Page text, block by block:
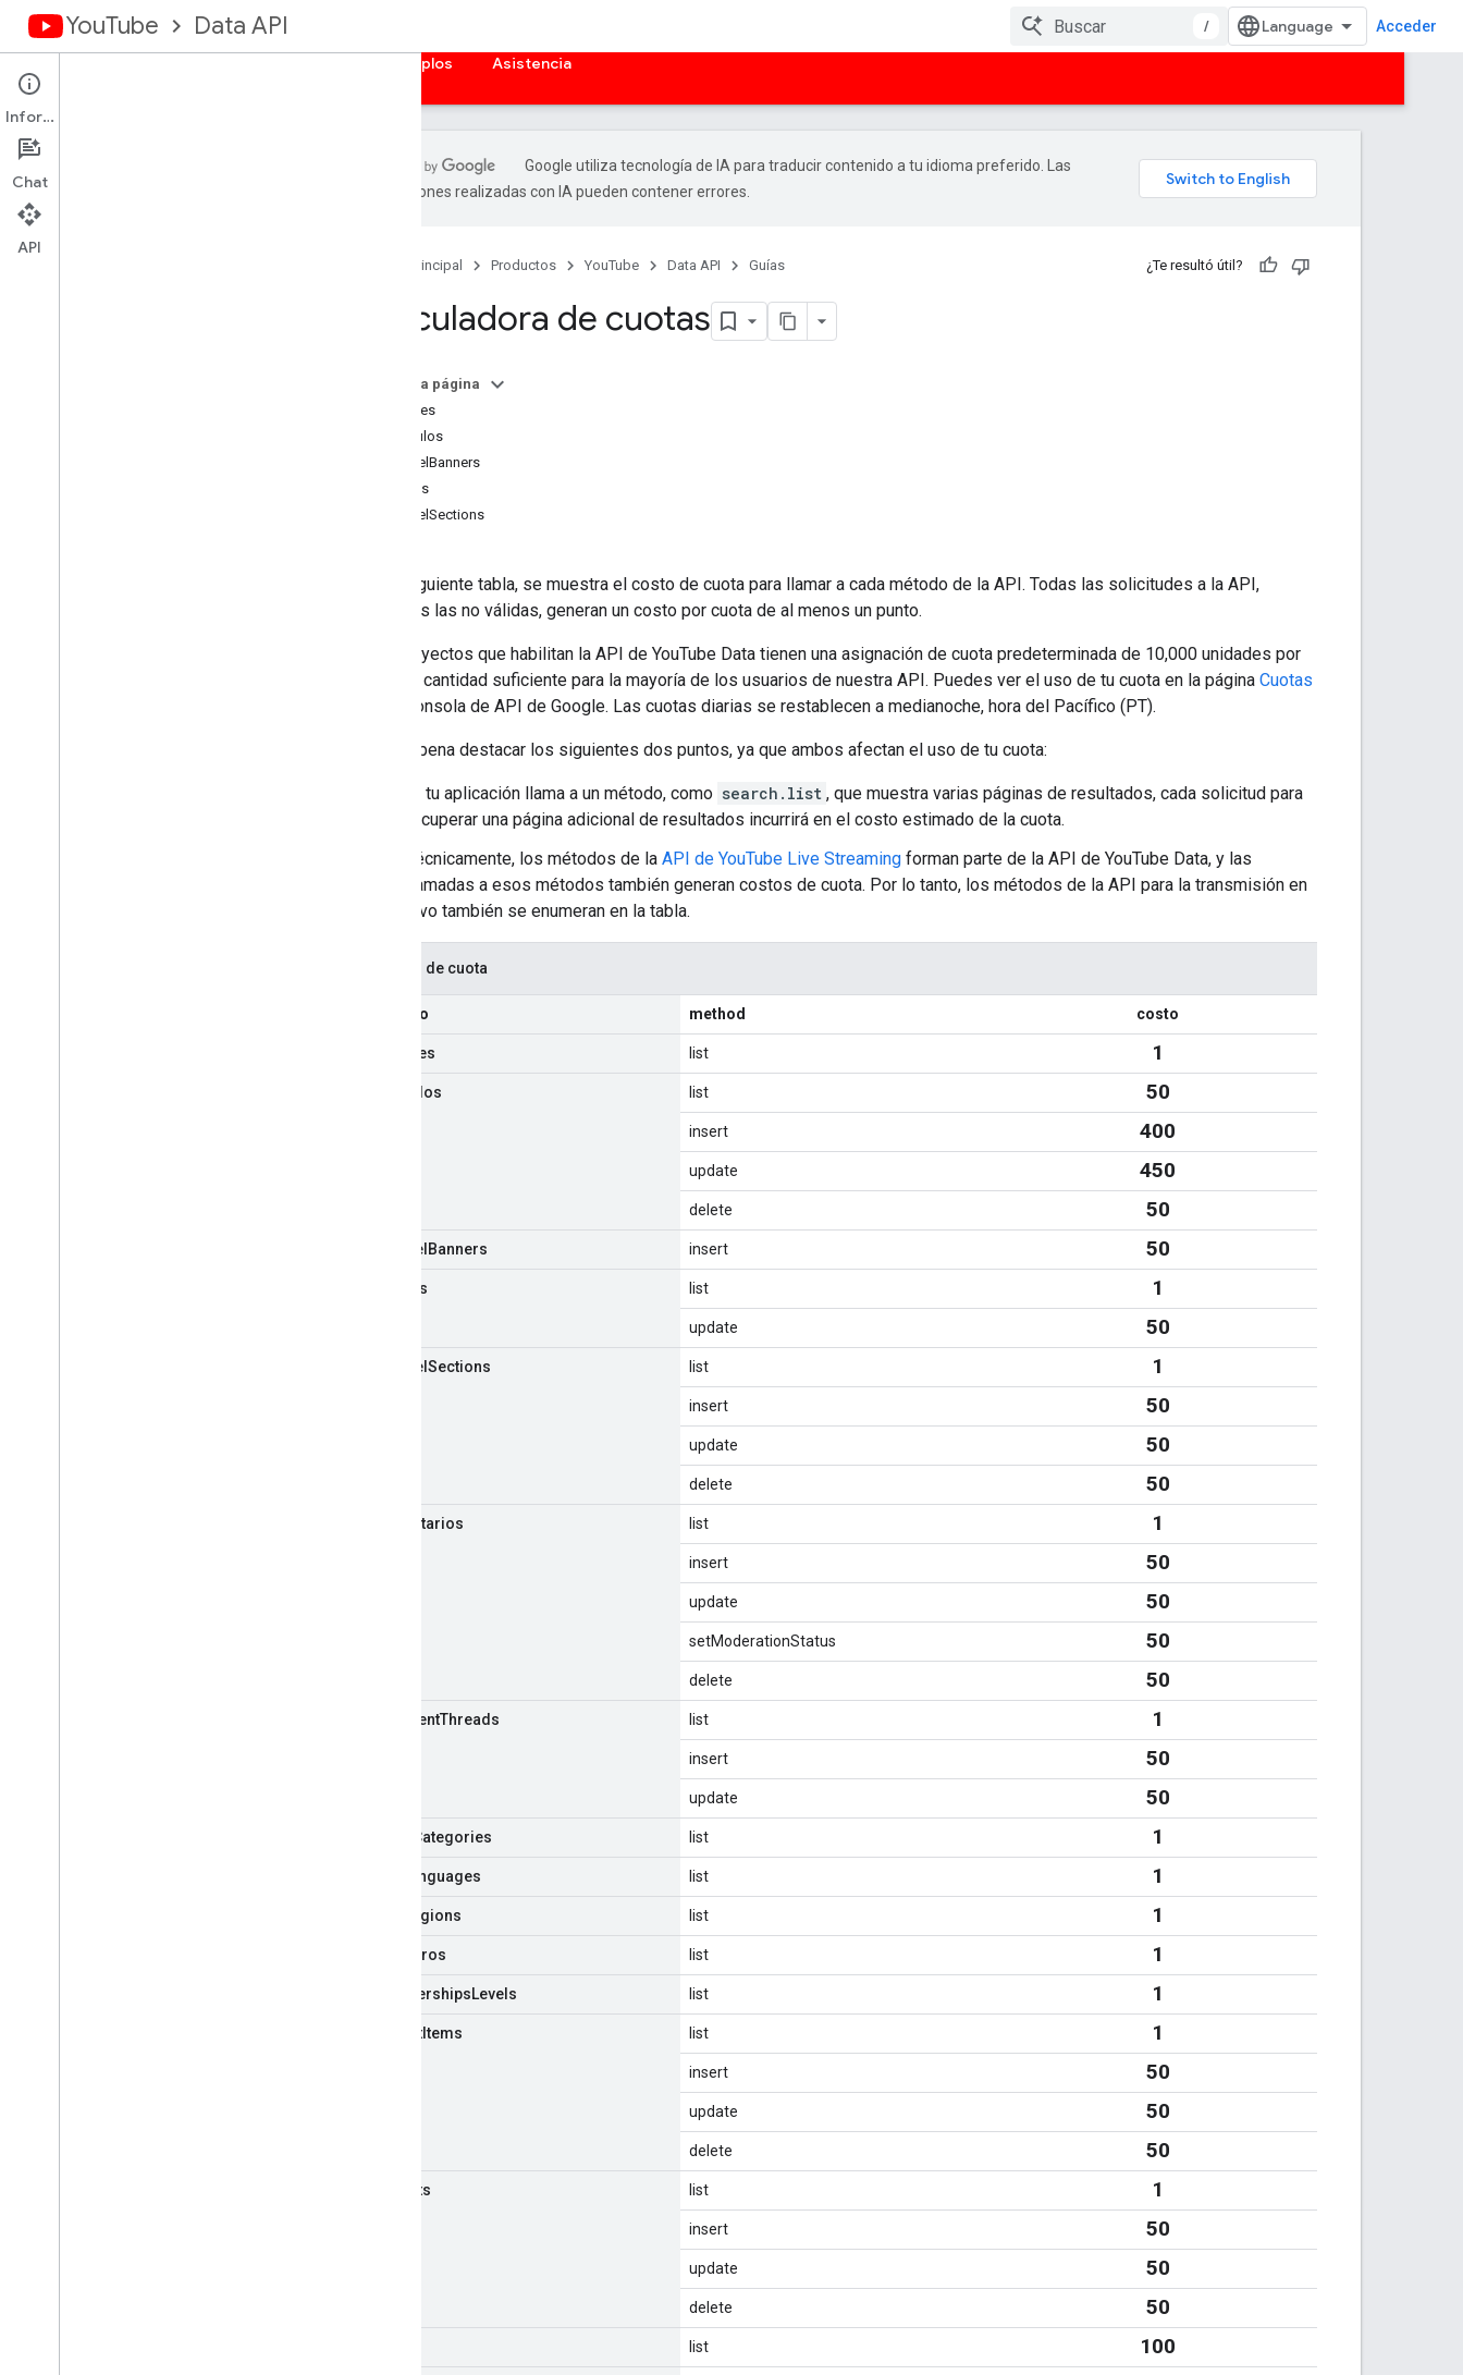
YouTube Data API / Acceder
Ejemplos Asistencia
Descripción general
Bibliotecas cliente
Google utiliza tecnología de IA para traducir contenido a tu idioma preferido. Las
traducciones realizadas con IA pueden contener errores.
Página principal Productos YouTube Data API Guías ¿Te resultó útil?
Calculadora de cuotas
En esta página
activities
subtítulos
channelBanners
canales
channelSections
En la siguiente tabla, se muestra el costo de cuota para llamar a cada método de la API. Todas las solicitudes a la API,
incluidas las no válidas, generan un costo por cuota de al menos un punto.
Los proyectos que habilitan la API de YouTube Data tienen una asignación de cuota predeterminada de 10,000 unidades por
día, una cantidad suficiente para la mayoría de los usuarios de nuestra API. Puedes ver el uso de tu cuota en la página Cuotas
de la Consola de API de Google. Las cuotas diarias se restablecen a medianoche, hora del Pacífico (PT).
Vale la pena destacar los siguientes dos puntos, ya que ambos afectan el uso de tu cuota:
Si tu aplicación llama a un método, como search.list , que muestra varias páginas de resultados, cada solicitud para
recuperar una página adicional de resultados incurrirá en el costo estimado de la cuota.
Técnicamente, los métodos de la API de YouTube Live Streaming forman parte de la API de YouTube Data, y las
llamadas a esos métodos también generan costos de cuota. Por lo tanto, los métodos de la API para la transmisión en
vivo también se enumeran en la tabla.
Costos de cuota
recurso method costo
activities list 1
subtítulos list 50
insert 400
update 450
delete 50
channel Banners insert 50
canales list 1
update 50
channel Sections list 1
insert 50
update 50
delete 50
comentarios list 1
insert 50
update 50
setModerationStatus 50
delete 50
commentThreads list 1
insert 50
update 50
Categories list 1
Languages list 1
Regions list 1
miembros list 1
membershipsLevels list 1
playlistItems list 1
insert 50
update 50
delete 50
playlists list 1
insert 50
update 50
delete 50
list 100
Información
Chat
API